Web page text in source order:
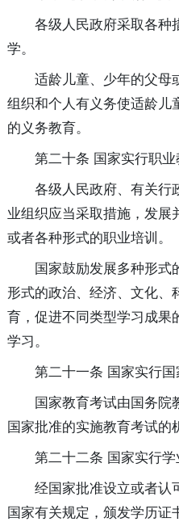
各级人民政府采取各种
学。
适龄儿童、少年的父母
组织和个人有义务使适龄儿
的义务教育。
第二十条 国家实行职业
各级人民政府、有关行
业组织应当采取措施，发展
或者各种形式的职业培训。
国家鼓励发展多种形式
形式的政治、经济、文化、
育，促进不同类型学习成果
学习。
第二十一条 国家实行国
国家教育考试由国务院
国家批准的实施教育考试的
第二十二条 国家实行学
经国家批准设立或者认
国家有关规定，颁发学历证